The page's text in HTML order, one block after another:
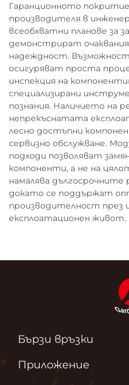
Гаранционното
производителя в
всеобхватни планове за
демонстрират
надеждност.
осигуряват проста
инспекция на
специализирани
познания. Наличието на
непрекъснатата
лесно достъпни
сервизно обслужване.
подходи позволяват
компоненти, а не на
намалява дългосрочните
докато се поддържат
производителност през
експлоатационен живот.
Бързи връзки
Продукти
Приложение